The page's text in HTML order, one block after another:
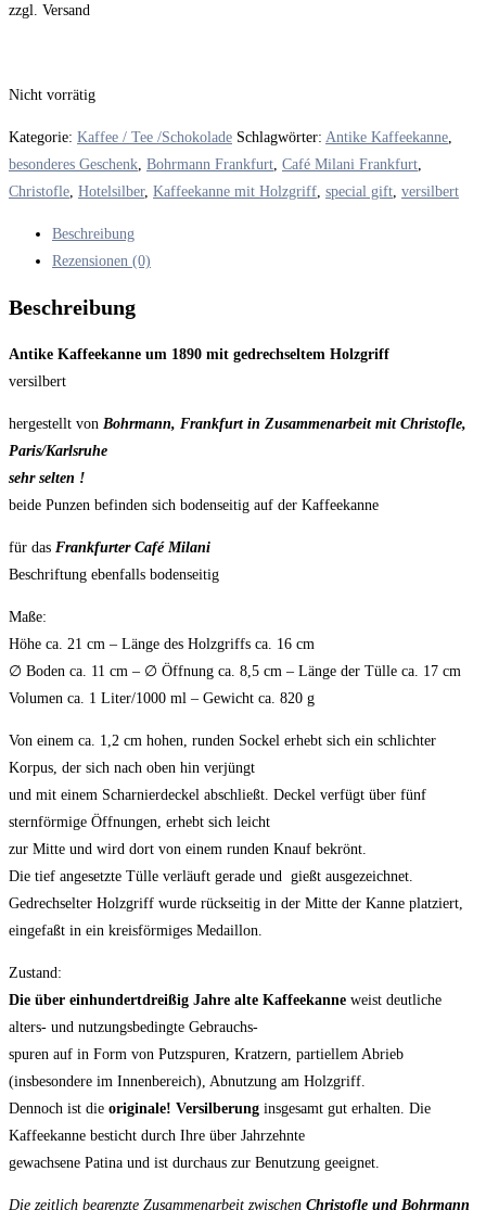
zzgl. Versand
Nicht vorrätig
Kategorie: Kaffee / Tee /Schokolade Schlagwörter: Antike Kaffeekanne
besonderes Geschenk Bohrmann Frankfurt Café Milani Frankfurt
Christofle Hotelsilber, Kaffeekanne mit Holzgriff special gift versilbert
Beschreibung
Rezensionen (0)
Beschreibung
Antike Kaffeekanne um 1890 mit gedrechseltem Holzgriff
versilbert
hergestellt von Bohrmann, Frankfurt in Zusammenarbeit mit Christofle,
Paris/Karlsruhe
sehr selten !
beide Punzen befinden sich bodenseitig auf der Kaffeekanne
für das Frankfurter Café Milani
Beschriftung ebenfalls bodenseitig
Maße:
Höhe ca. 21 cm – Länge des Holzgriffs ca. 16 cm
∅ Boden ca. 11 cm – ∅ Öffnung ca. 8,5 cm – Länge der Tülle ca. 17 cm
Volumen ca. 1 Liter/1000 ml – Gewicht ca. 820 g
Von einem ca. 1,2 cm hohen, runden Sockel erhebt sich ein schlichter
Korpus, der sich nach oben hin verjüngt
und mit einem Scharnierdeckel abschließt. Deckel verfügt über fünf
sternförmige Öffnungen, erhebt sich leicht
zur Mitte und wird dort von einem runden Knauf bekrönt.
Die tief angesetzte Tülle verläuft gerade und gießt ausgezeichnet.
Gedrechselter Holzgriff wurde rückseitig in der Mitte der Kanne platziert,
eingefaßt in ein kreisförmiges Medaillon.
Zustand:
Die über einhundertdreißig Jahre alte Kaffeekanne weist deutliche
alters- und nutzungsbedingte Gebrauchs-
spuren auf in Form von Putzspuren, Kratzern, partiellem Abrieb
(insbesondere im Innenbereich), Abnutzung am Holzgriff.
Dennoch ist die originale! Versilberung insgesamt gut erhalten. Die
Kaffeekanne besticht durch Ihre über Jahrzehnte
gewachsene Patina und ist durchaus zur Benutzung geeignet.
Die zeitlich begrenzte Zusammenarbeit zwischen Christofle und Bohrmann